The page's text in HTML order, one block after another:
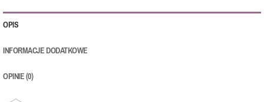
OPIS
INFORMACJE DODATKOWE
OPINIE (0)